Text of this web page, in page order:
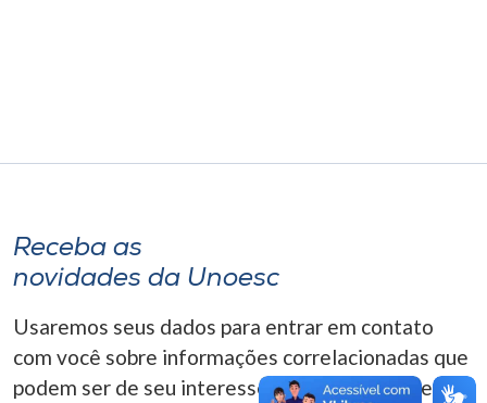
A+
A-
Receba as
novidades da Unoesc
Usaremos seus dados para entrar em contato
com você sobre informações correlacionadas que
podem ser de seu interesse. Você pode cancelar o